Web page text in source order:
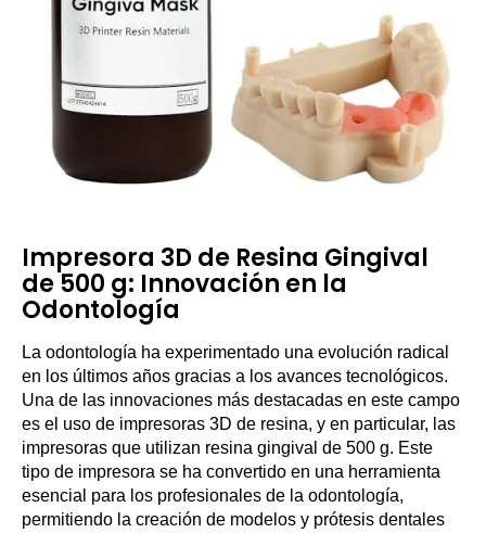
Impresora 3D de Resina Gingival
de 500 g: Innovación en la
Odontología
La odontología ha experimentado una evolución radical
en los últimos años gracias a los avances tecnológicos.
Una de las innovaciones más destacadas en este campo
es el uso de impresoras 3D de resina, y en particular, las
impresoras que utilizan resina gingival de 500 g. Este
tipo de impresora se ha convertido en una herramienta
esencial para los profesionales de la odontología,
permitiendo la creación de modelos y prótesis dentales